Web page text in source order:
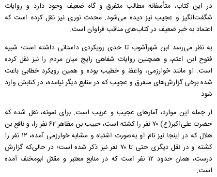
در این کتاب، متأسفانه مطالب متفرق و گاه ضعیف وجود دارد و روایات
شگفت‌انگیز و عجیب نیز دیده می‌شود. محدث نوری نیز نقل کرده است که
اعتماد به خبر ضعیف در کتاب‌های مناقب فراوان است.
به نظر می‌رسد ابن شهرآشوب تا حدی رویکردی داستانی داشته است؛ شبیه
فتوح ابن اعثم، و همچنین روایات شفاهی رایج میان مردم را نیز نقل کرده
است. او مانند خوارزمی، واعظ و خطیب بوده و همین رویکرد خطابی باعث
شده برخی گزارش‌های متفرق و عجیب که در منابع دیگر نیامده، در کتابش وارد
شود.
از جمله این موارد، آمارهای عجیب و غریب است. برای نمونه، نقل شده که
حضرت علی‌اکبر(ع) ۷۰ نفر را کشته است، حبیب بن مظاهر ۶۲ نفر را، و نافع بن
هلال که در اینجا نیز نام او به‌صورت اشتباه و مشابه خوارزمی آمده، ۱۲ نفر را
کشته و در نقل دیگری حتی تا ۷۰ نفر نیز ذکر شده است؛ در حالی‌که گزارش
درست، همان حدود ۱۲ نفر است که در منابع معتبر و مقتل ابومخنف آمده
است.